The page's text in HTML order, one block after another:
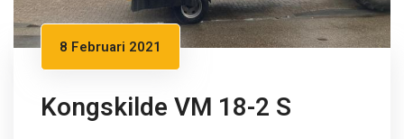
8 Februari 2021
Kongskilde VM 18-2 S